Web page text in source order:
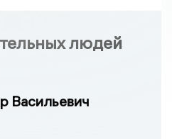
людей
Васильевич